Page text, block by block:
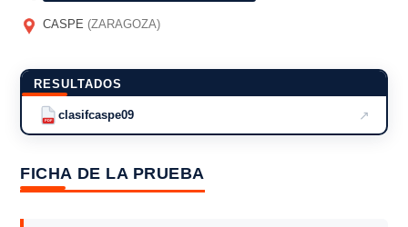
CASPE (ZARAGOZA)
RESULTADOS
PDF clasifcaspe09 ↗
FICHA DE LA PRUEBA